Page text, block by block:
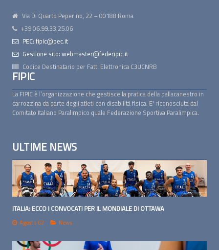
Via Di Quarto Peperino, 22 – 00188 Roma
+39 06.99.33.25.06
PEC: fipic@pec.it
Gestione sito: webmaster@federipic.it
Codice Destinatario per Fatt. Elettronica C3UCNRB
FIPIC
La FIPIC è l’organizzazione che gestisce la pratica della pallacanestro in
carrozzina da parte degli atleti con disabilità fisica. E' riconosciuta dal
Comitato Italiano Paralimpico quale Federazione Sportiva Paralimpica.
ULTIME NEWS
ITALIA: ECCO I CONVOCATI PER IL MONDIALE DI OTTAWA
Agosto 02 News